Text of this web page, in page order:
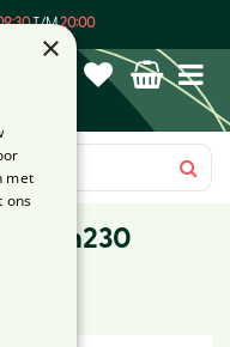
T/M20:00
×
met
ons